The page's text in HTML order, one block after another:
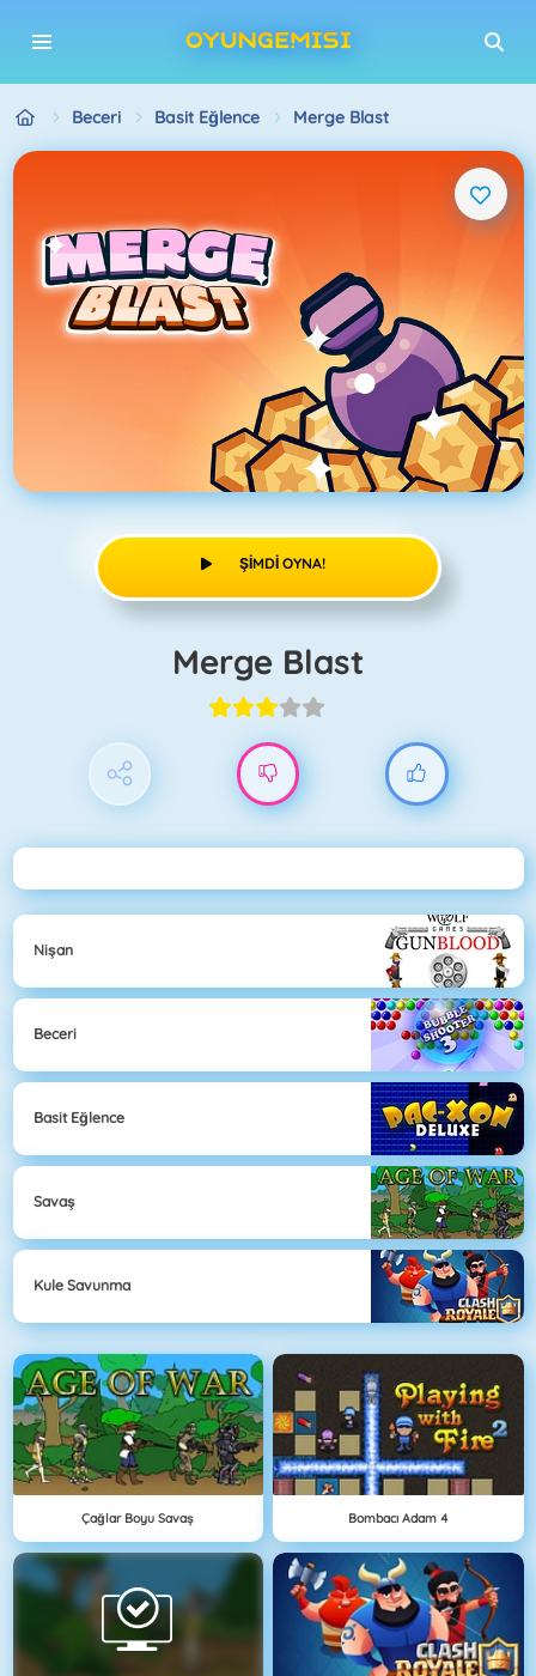
Beceri Basit Eğlence Merge Blast
ŞIMDI OYNA!
Merge Blast
Nişan
Beceri
Basit Eğlence
Savaş
Kule Savunma
Çağlar Boyu Savaş Bombacı Adam 4